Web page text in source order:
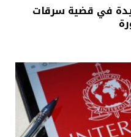
في قضية سرقات